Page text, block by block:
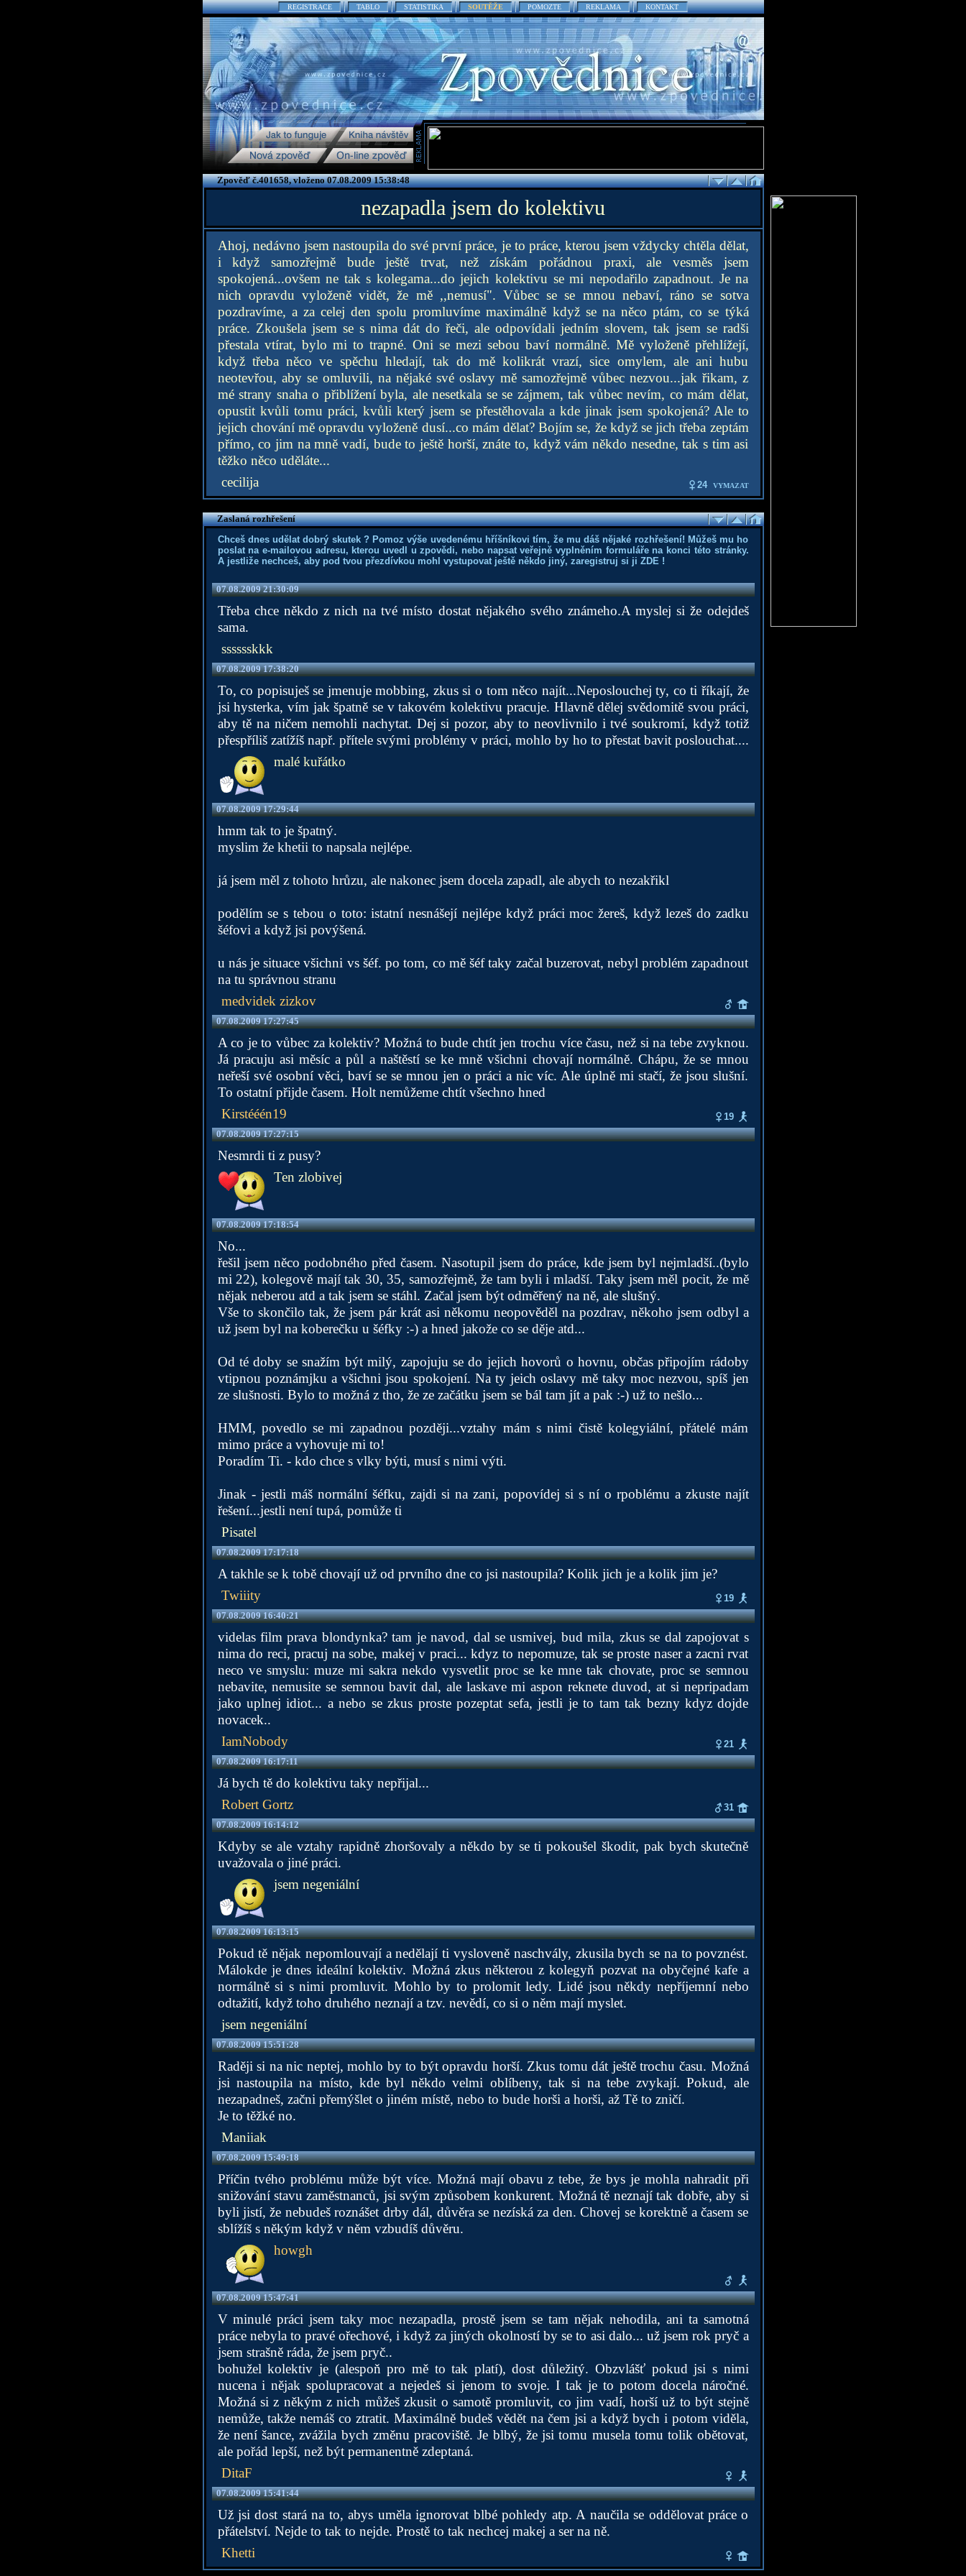
REGISTRACE TABLO STATISTIKA SOUTĚŽE POMOZTE REKLAMA KONTAKT
Zpověď č.401658, vloženo 07.08.2009 15:38:48
nezapadla jsem do kolektivu
Ahoj, nedávno jsem nastoupila do své první práce, je to práce, kterou jsem vždycky chtěla dělat,
i když samozřejmě bude ještě trvat, než získám pořádnou praxi, ale vesměs jsem
spokojená...ovšem ne tak s kolegama...do jejich kolektivu se mi nepodařilo zapadnout. Je na
nich opravdu vyloženě vidět, že mě ,,nemusí". Vůbec se se mnou nebaví, ráno se sotva
pozdravíme, a za celej den spolu promluvíme maximálně když se na něco ptám, co se týká
práce. Zkoušela jsem se s nima dát do řeči, ale odpovídali jedním slovem, tak jsem se radši
přestala vtírat, bylo mi to trapné. Oni se mezi sebou baví normálně. Mě vyloženě přehlížejí,
když třeba něco ve spěchu hledají, tak do mě kolikrát vrazí, sice omylem, ale ani hubu
neotevřou, aby se omluvili, na nějaké své oslavy mě samozřejmě vůbec nezvou...jak řikam, z
mé strany snaha o přiblížení byla, ale nesetkala se se zájmem, tak vůbec nevím, co mám dělat,
opustit kvůli tomu práci, kvůli který jsem se přestěhovala a kde jinak jsem spokojená? Ale to
jejich chování mě opravdu vyloženě dusí...co mám dělat? Bojím se, že když se jich třeba zeptám
přímo, co jim na mně vadí, bude to ještě horší, znáte to, když vám někdo nesedne, tak s tim asi
těžko něco uděláte...
cecilija
24 VYMAZAT
Zaslaná rozhřešení
Chceš dnes udělat dobrý skutek ? Pomoz výše uvedenému hříšníkovi tím, že mu dáš nějaké rozhřešení! Můžeš mu ho
poslat na e-mailovou adresu, kterou uvedl u zpovědi, nebo napsat veřejně vyplněním formuláře na konci této stránky.
A jestliže nechceš, aby pod tvou přezdívkou mohl vystupovat ještě někdo jiný, zaregistruj si ji ZDE!
07.08.2009 21:30:09
Třeba chce někdo z nich na tvé místo dostat nějakého svého známeho.A myslej si že odejdeš
sama.
sssssskkk
07.08.2009 17:38:20
To, co popisuješ se jmenuje mobbing, zkus si o tom něco najít...Neposlouchej ty, co ti říkají, že
jsi hysterka, vím jak špatně se v takovém kolektivu pracuje. Hlavně dělej svědomitě svou práci,
aby tě na ničem nemohli nachytat. Dej si pozor, aby to neovlivnilo i tvé soukromí, když totiž
přespříliš zatížíš např. přítele svými problémy v práci, mohlo by ho to přestat bavit poslouchat....
malé kuřátko
07.08.2009 17:29:44
hmm tak to je špatný.
myslim že khetii to napsala nejlépe.
já jsem měl z tohoto hrůzu, ale nakonec jsem docela zapadl, ale abych to nezakřikl
podělím se s tebou o toto: istatní nesnášejí nejlépe když práci moc žereš, když lezeš do zadku
šéfovi a když jsi povýšená.
u nás je situace všichni vs šéf. po tom, co mě šéf taky začal buzerovat, nebyl problém zapadnout
na tu správnou stranu
medvidek zizkov
07.08.2009 17:27:45
A co je to vůbec za kolektiv? Možná to bude chtít jen trochu více času, než si na tebe zvyknou.
Já pracuju asi měsíc a půl a naštěstí se ke mně všichni chovají normálně. Chápu, že se mnou
neřeší své osobní věci, baví se se mnou jen o práci a nic víc. Ale úplně mi stačí, že jsou slušní.
To ostatní přijde časem. Holt nemůžeme chtít všechno hned
Kirstééén19
19
07.08.2009 17:27:15
Nesmrdi ti z pusy?
Ten zlobivej
07.08.2009 17:18:54
No...
řešil jsem něco podobného před časem. Nasotupil jsem do práce, kde jsem byl nejmladší..(bylo
mi 22), kolegově mají tak 30, 35, samozřejmě, že tam byli i mladší. Taky jsem měl pocit, že mě
nějak neberou atd a tak jsem se stáhl. Začal jsem být odměřený na ně, ale slušný.
Vše to skončilo tak, že jsem pár krát asi někomu neopověděl na pozdrav, někoho jsem odbyl a
už jsem byl na koberečku u šéfky :-) a hned jakože co se děje atd...
Od té doby se snažím být milý, zapojuju se do jejich hovorů o hovnu, občas připojím rádoby
vtipnou poznámjku a všichni jsou spokojení. Na ty jeich oslavy mě taky moc nezvou, spíš jen
ze slušnosti. Bylo to možná z tho, že ze začátku jsem se bál tam jít a pak :-) už to nešlo...
HMM, povedlo se mi zapadnou později...vztahy mám s nimi čistě kolegyiální, přátelé mám
mimo práce a vyhovuje mi to!
Poradím Ti. - kdo chce s vlky býti, musí s nimi výti.
Jinak - jestli máš normální šéfku, zajdi si na zani, popovídej si s ní o rpoblému a zkuste najít
řešení...jestli není tupá, pomůže ti
Pisatel
07.08.2009 17:17:18
A takhle se k tobě chovají už od prvního dne co jsi nastoupila? Kolik jich je a kolik jim je?
Twiiity
19
07.08.2009 16:40:21
videlas film prava blondynka? tam je navod, dal se usmivej, bud mila, zkus se dal zapojovat s
nima do reci, pracuj na sobe, makej v praci... kdyz to nepomuze, tak se proste naser a zacni rvat
neco ve smyslu: muze mi sakra nekdo vysvetlit proc se ke mne tak chovate, proc se semnou
nebavite, nemusite se semnou bavit dal, ale laskave mi aspon reknete duvod, at si nepripadam
jako uplnej idiot... a nebo se zkus proste pozeptat sefa, jestli je to tam tak bezny kdyz dojde
novacek..
IamNobody
21
07.08.2009 16:17:11
Já bych tě do kolektivu taky nepřijal...
Robert Gortz
31
07.08.2009 16:14:12
Kdyby se ale vztahy rapidně zhoršovaly a někdo by se ti pokoušel škodit, pak bych skutečně
uvažovala o jiné práci.
jsem negeniální
07.08.2009 16:13:15
Pokud tě nějak nepomlouvají a nedělají ti vysloveně naschvály, zkusila bych se na to povznést.
Málokde je dnes ideální kolektiv. Možná zkus některou z kolegyň pozvat na obyčejné kafe a
normálně si s nimi promluvit. Mohlo by to prolomit ledy. Lidé jsou někdy nepříjemní nebo
odtažití, když toho druhého neznají a tzv. nevědí, co si o něm mají myslet.
jsem negeniální
07.08.2009 15:51:28
Raději si na nic neptej, mohlo by to být opravdu horší. Zkus tomu dát ještě trochu času. Možná
jsi nastoupila na místo, kde byl někdo velmi oblíbeny, tak si na tebe zvykají. Pokud, ale
nezapadneš, začni přemýšlet o jiném místě, nebo to bude horši a horši, až Tě to zničí.
Je to těžké no.
Maniiak
07.08.2009 15:49:18
Příčin tvého problému může být více. Možná mají obavu z tebe, že bys je mohla nahradit při
snižování stavu zaměstnanců, jsi svým způsobem konkurent. Možná tě neznají tak dobře, aby si
byli jistí, že nebudeš roznášet drby dál, důvěra se nezíská za den. Chovej se korektně a časem se
sblížíš s někým když v něm vzbudíš důvěru.
howgh
07.08.2009 15:47:41
V minulé práci jsem taky moc nezapadla, prostě jsem se tam nějak nehodila, ani ta samotná
práce nebyla to pravé ořechové, i když za jiných okolností by se to asi dalo... už jsem rok pryč a
jsem strašně ráda, že jsem pryč..
bohužel kolektiv je (alespoň pro mě to tak platí), dost důležitý. Obzvlášť pokud jsi s nimi
nucena i nějak spolupracovat a nejedeš si jenom to svoje. I tak je to potom docela náročné.
Možná si z někým z nich můžeš zkusit o samotě promluvit, co jim vadí, horší už to být stejně
nemůže, takže nemáš co ztratit. Maximálně budeš vědět na čem jsi a když bych i potom viděla,
že není šance, zvážila bych změnu pracoviště. Je blbý, že jsi tomu musela tomu tolik obětovat,
ale pořád lepší, než být permanentně zdeptaná.
DitaF
07.08.2009 15:41:44
Už jsi dost stará na to, abys uměla ignorovat blbé pohledy atp. A naučila se oddělovat práce o
přátelství. Nejde to tak to nejde. Prostě to tak nechcej makej a ser na ně.
Khetti